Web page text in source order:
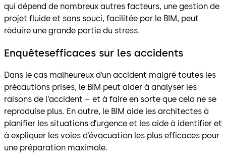
qui dépend de nombreux autres facteurs, une gestion de
projet fluide et sans souci, facilitée par le BIM, peut
réduire une grande partie du stress.
Enquêtesefficaces sur les accidents
Dans le cas malheureux d’un accident malgré toutes les
précautions prises, le BIM peut aider à analyser les
raisons de l’accident – et à faire en sorte que cela ne se
reproduise plus. En outre, le BIM aide les architectes à
planifier les situations d’urgence et les aide à identifier et
à expliquer les voies d’évacuation les plus efficaces pour
une préparation maximale.